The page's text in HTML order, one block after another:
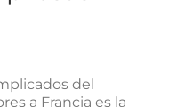
del
a Francia es la